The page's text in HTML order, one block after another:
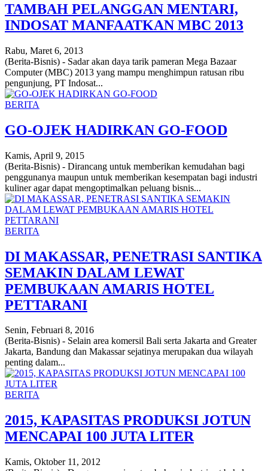
TAMBAH PELANGGAN MENTARI,
INDOSAT MANFAATKAN MBC 2013
Rabu, Maret 6, 2013
(Berita-Bisnis) - Sadar akan daya tarik pameran Mega Bazaar
Computer (MBC) 2013 yang mampu menghimpun ratusan ribu
pengunjung, PT Indosat...
BERITA
GO-OJEK HADIRKAN GO-FOOD
Kamis, April 9, 2015
(Berita-Bisnis) - Dirancang untuk memberikan kemudahan bagi
penggunanya maupun untuk memberikan kesempatan bagi industri
kuliner agar dapat mengoptimalkan peluang bisnis...
BERITA
DI MAKASSAR, PENETRASI SANTIKA
SEMAKIN DALAM LEWAT
PEMBUKAAN AMARIS HOTEL
PETTARANI
Senin, Februari 8, 2016
(Berita-Bisnis) - Selain area komersil Bali serta Jakarta and Greater
Jakarta, Bandung dan Makassar sejatinya merupakan dua wilayah
penting dalam...
BERITA
2015, KAPASITAS PRODUKSI JOTUN
MENCAPAI 100 JUTA LITER
Kamis, Oktober 11, 2012